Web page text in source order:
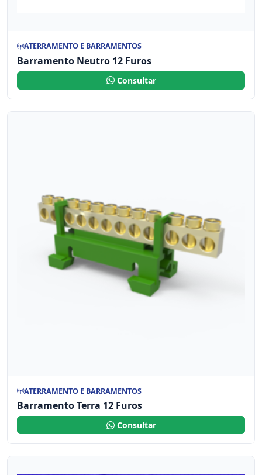
ATERRAMENTO E BARRAMENTOS
Barramento Neutro 12 Furos
Consultar
ATERRAMENTO E BARRAMENTOS
Barramento Terra 12 Furos
Consultar